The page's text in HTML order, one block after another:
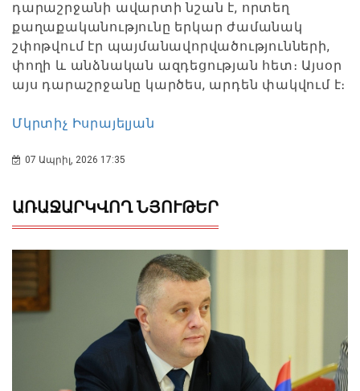
դարաշրջանի ավարտի նշան է, որտեղ
քաղաքականությունը երկար ժամանակ
շփոթվում էր պայմանավորվածությունների,
փողի և անձնական ազդեցության հետ։ Այսօր
այս դարաշրջանը կարծես, արդեն փակվում է։
Մկրտիչ Իսրայելյան
07 Ապրիլ, 2026 17:35
ԱՌԱՋԱՐԿՎՈՂ ՆՅՈՒԹԵՐ